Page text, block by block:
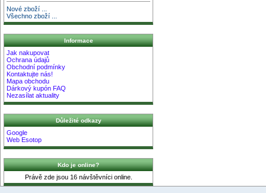
Nové zboží ...
Všechno zboží ...
Informace
Jak nakupovat
Ochrana údajů
Obchodní podmínky
Kontaktujte nás!
Mapa obchodu
Dárkový kupón FAQ
Nezasílat aktuality
Důležité odkazy
Google
Web Esotop
Kdo je online?
Právě zde jsou 16 návštěvníci online.